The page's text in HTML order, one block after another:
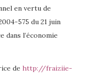
en vertu de
575 du 21 juin
dans l’économie
de http://fraiziie-